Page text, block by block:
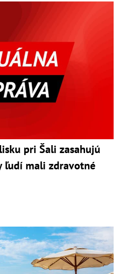
pri Šali zasahujú
ľudí mali zdravotné